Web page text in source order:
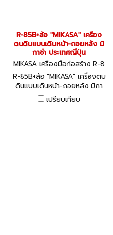
R-85B+ล้อ "MIKASA" เครื่อง
ตบดินแบบเดินหน้า-ถอยหลัง มิ
กาซ่า ประเทศญี่ปุ่น
MIKASA เครื่องมือก่อสร้าง R-8
5B+ล้อ
R-85B+ล้อ "MIKASA" เครื่องตบ
ดินแบบเดินหน้า-ถอยหลัง มิกา
ซ่า ประเทศญี่ปุ่น
เปรียบเทียบ